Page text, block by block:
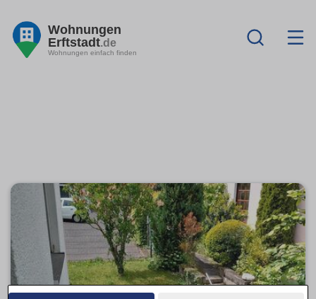
Wohnungen
Erftstadt.de
Wohnungen einfach finden